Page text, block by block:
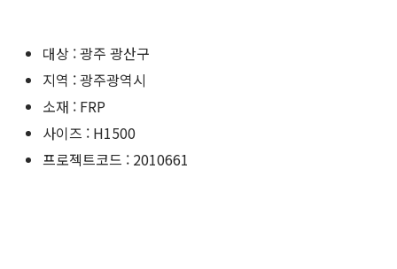
대상 : 광주 광산구
지역 : 광주광역시
소재 : FRP
사이즈 : H1500
프로젝트코드 : 2010661